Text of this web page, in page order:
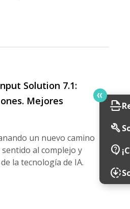
Solution 7.1:
Mejores
un nuevo camino
al complejo y
la tecnología de IA.
scan
build
contact_support
downloading